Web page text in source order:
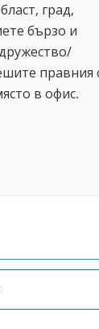
град,
бързо и
правния
в офис.